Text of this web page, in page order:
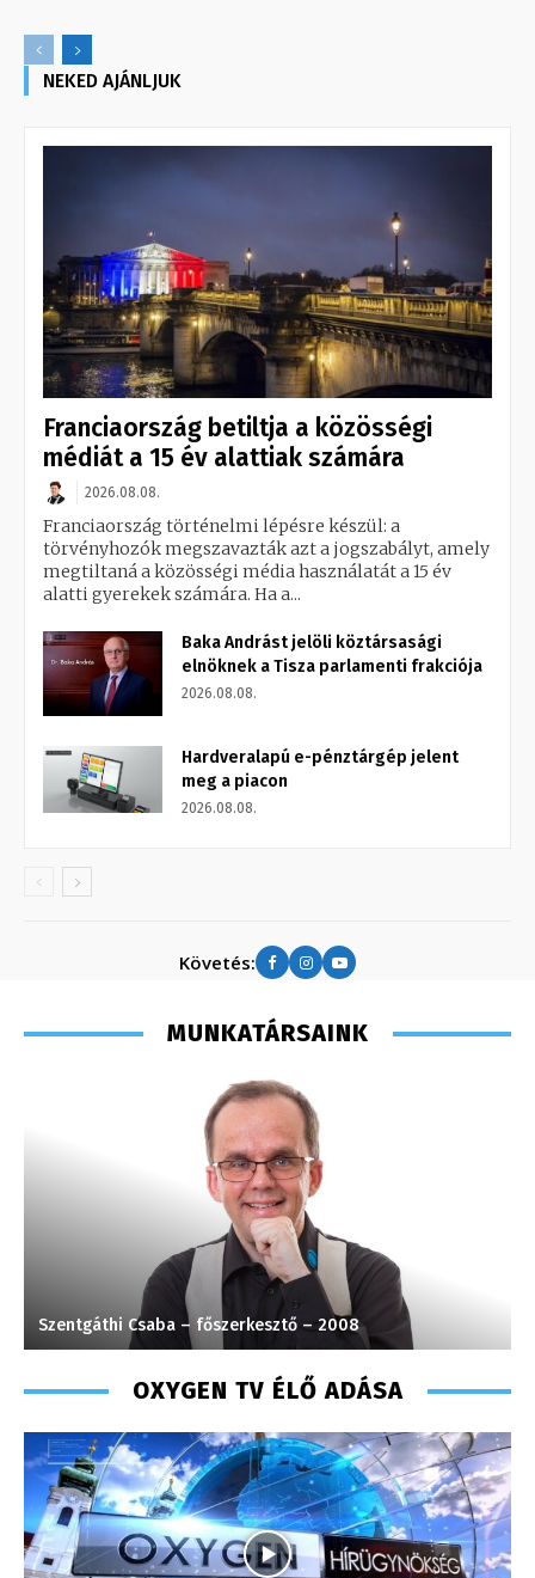
NEKED AJÁNLJUK
Franciaország betiltja a közösségi
médiát a 15 év alattiak számára
2026.08.08.
Franciaország történelmi lépésre készül: a
törvényhozók megszavazták azt a jogszabályt, amely
megtiltaná a közösségi média használatát a 15 év
alatti gyerekek számára. Ha a...
Baka Andrást jelöli köztársasági
elnöknek a Tisza parlamenti frakciója
2026.08.08.
Hardveralapú e-pénztárgép jelent
meg a piacon
2026.08.08.
Követés:
MUNKATÁRSAINK
Szentgáthi Csaba – főszerkesztő – 2008
OXYGEN TV ÉLŐ ADÁSA